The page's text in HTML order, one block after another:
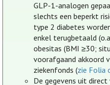
GLP-1-analogen
slechts een beperkt
type 2 diabetes
enkel terugbetaald
obesitas (BMI ≥30;
voorafgaand akkoord
ziekenfonds (zie Folia
De gegevens uit